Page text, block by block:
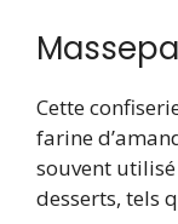
Cette
farine
souvent
desserts, tels